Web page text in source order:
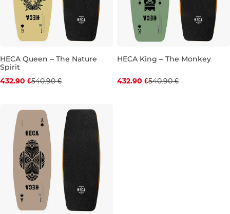
Zľava -20 %
HECA Queen – The Nature
Spirit
432.90 €540.90 €
HECA King – The Monkey
432.90 €540.90 €